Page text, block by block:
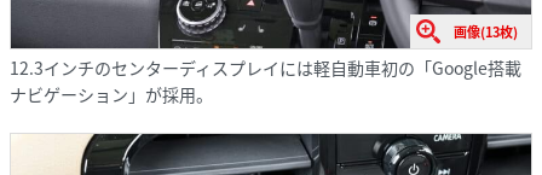
画像(13枚)
12.3インチのセンターディスプレイには軽自動車初の「Google搭載
ナビゲーション」が採用。